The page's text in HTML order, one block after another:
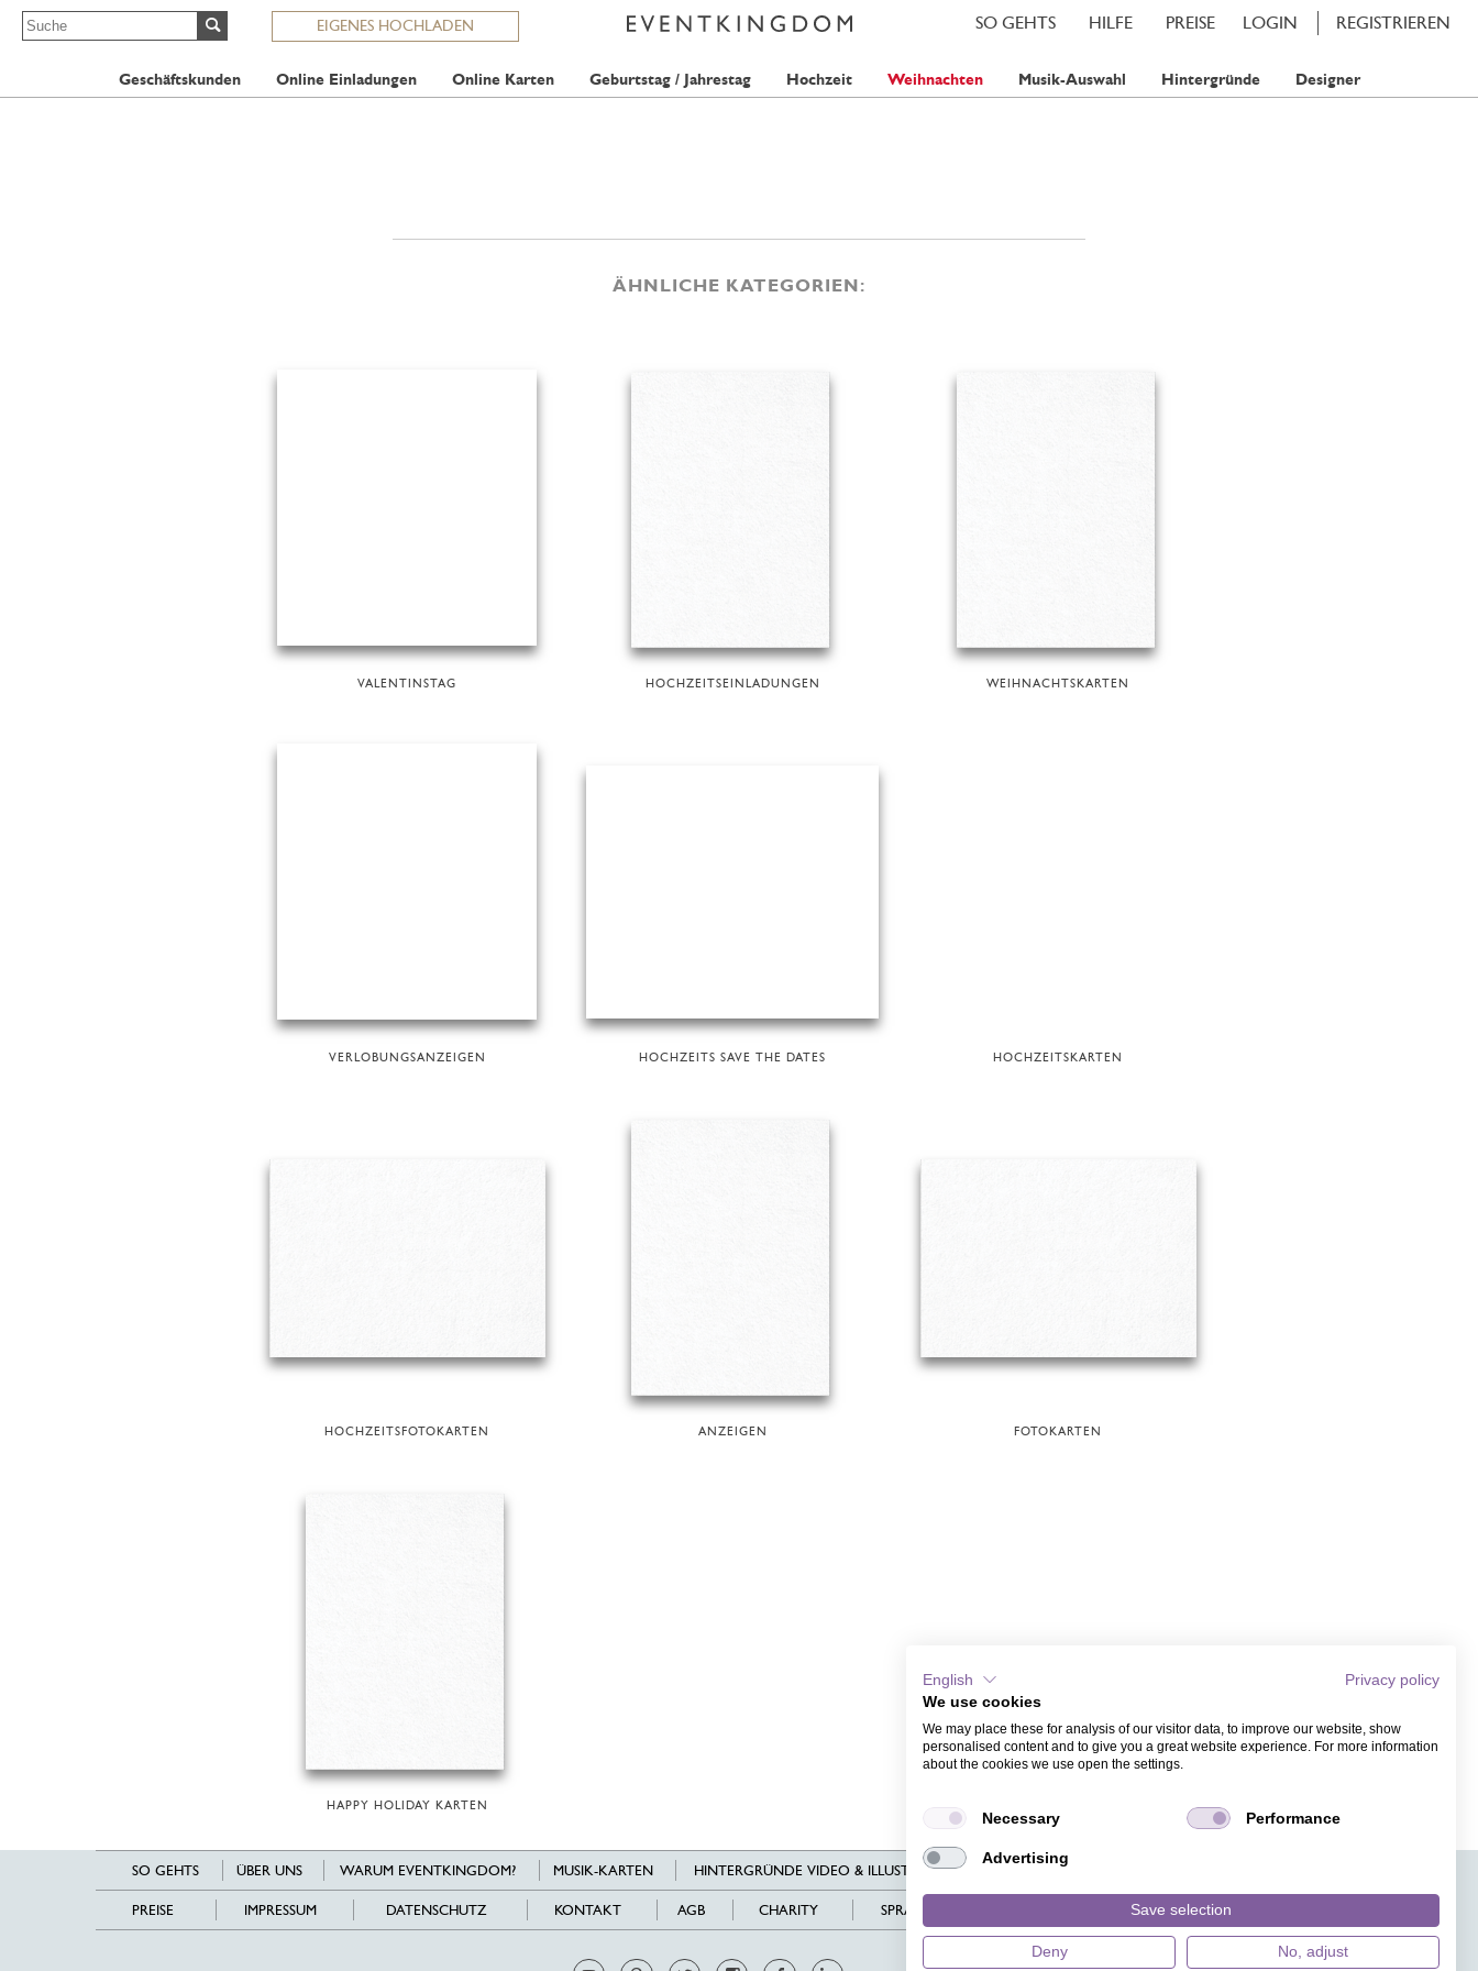
EIGENES HOCHLADEN LOGIN REGISTRIEREN
PREISE
HILFE
SO GEHTS
Geschäftskunden Online Einladungen Online Karten Geburtstag / Jahrestag Hochzeit Weihnachten Musik-Auswahl Hintergründe Designer
ÄHNLICHE KATEGORIEN:
VALENTINSTAG HOCHZEITSEINLADUNGEN WEIHNACHTSKARTEN
VERLOBUNGSANZEIGEN HOCHZEITS SAVE THE DATES HOCHZEITSKARTEN
HOCHZEITSFOTOKARTEN ANZEIGEN FOTOKARTEN
HAPPY HOLIDAY KARTEN
SO GEHTS ÜBER UNS WARUM EVENTKINGDOM? MUSIK-KARTEN HINTERGRÜNDE VIDEO & ILLUSTRATIONEN
PREISE IMPRESSUM DATENSCHUTZ KONTAKT AGB CHARITY SPRACHEN HILFE
English
Privacy policy
We use cookies
We may place these for analysis of our visitor data, to improve our website, show
personalised content and to give you a great website experience. For more information
about the cookies we use open the settings.
Necessary Performance
Advertising
Save selection
Deny No, adjust